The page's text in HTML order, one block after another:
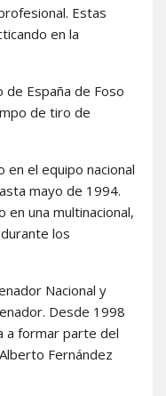
Estas
en la
de España de Foso
de tiro de
en el equipo nacional
mayo de 1994.
una multinacional,
los
Nacional y
Desde 1998
a formar parte del
Fernández